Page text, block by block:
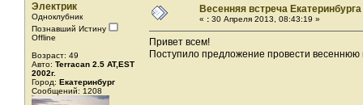
Электрик
Одноклубник
Познавший Истину
Offline
Возраст: 49
Авто: Terracan 2.5 AT,EST
2002г.
Город: Екатеринбург
Сообщений: 1208
Весенняя встреча
« : 30 Апреля 2013, 08:43:19 »
Привет всем!
Поступило предложение провести весеннюю